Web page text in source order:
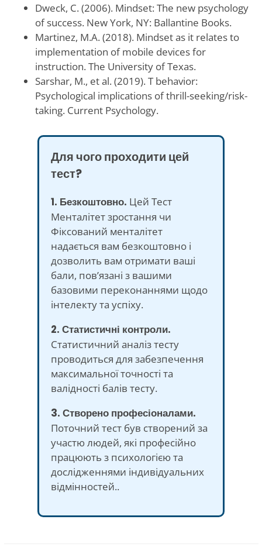
Dweck, C. (2006). Mindset: The new psychology
of success. New York, NY: Ballantine Books.
Martinez, M.A. (2018). Mindset as it relates to
implementation of mobile devices for
instruction. The University of Texas.
Sarshar, M., et al. (2019). T behavior:
Psychological implications of thrill-seeking/risk-
taking. Current Psychology.
Для чого проходити цей
тест?
1. Безкоштовно. Цей Тест
Менталітет зростання чи
Фіксований менталітет
надається вам безкоштовно і
дозволить вам отримати ваші
бали, пов’язані з вашими
базовими переконаннями щодо
інтелекту та успіху.
2. Статистичні контроли.
Статистичний аналіз тесту
проводиться для забезпечення
максимальної точності та
валідності балів тесту.
3. Створено професіоналами.
Поточний тест був створений за
участю людей, які професійно
працюють з психологією та
дослідженнями індивідуальних
відмінностей..